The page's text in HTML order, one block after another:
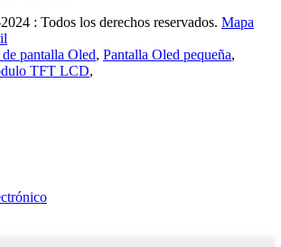
: Todos los derechos reservados. Mapa
de pantalla Oled, Pantalla Oled pequeña,
TFT LCD,